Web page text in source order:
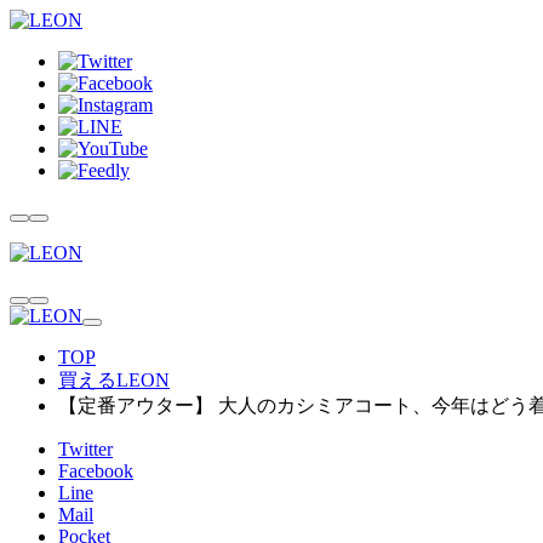
TOP
買えるLEON
【定番アウター】 大人のカシミアコート、今年はどう
Twitter
Facebook
Line
Mail
Pocket